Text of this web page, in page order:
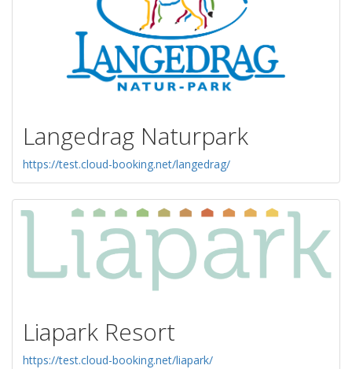
Langedrag Naturpark
https://test.cloud-booking.net/langedrag/
Liapark Resort
https://test.cloud-booking.net/liapark/